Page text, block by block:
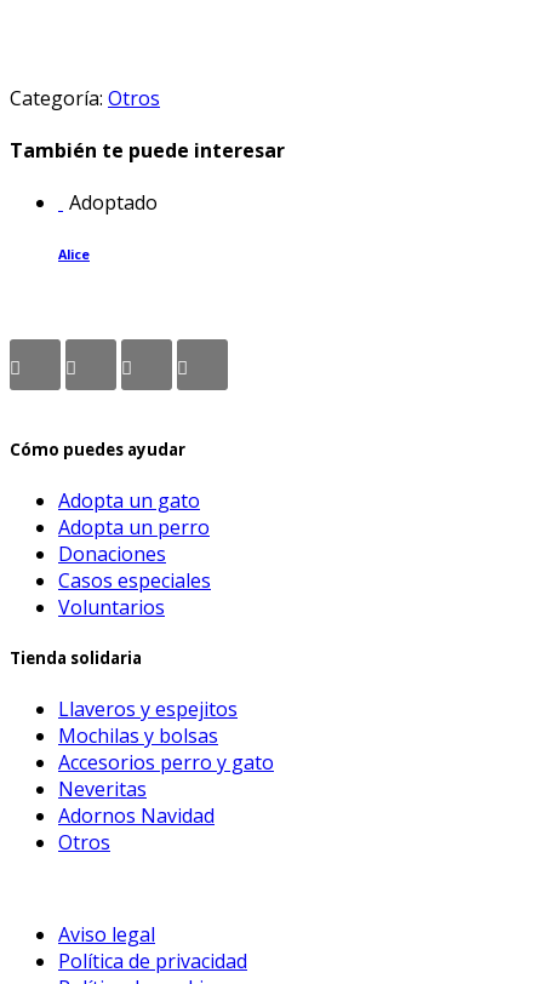
Categoría: Otros
También te puede interesar
Adoptado
Alice
Cómo puedes ayudar
Adopta un gato
Adopta un perro
Donaciones
Casos especiales
Voluntarios
Tienda solidaria
Llaveros y espejitos
Mochilas y bolsas
Accesorios perro y gato
Neveritas
Adornos Navidad
Otros
Aviso legal
Política de privacidad